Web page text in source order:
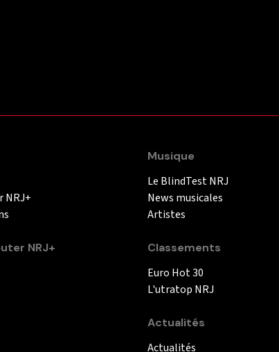
NRJ+
NRJ+
Musique
Le BlindTest NRJ
News musicales
Artistes
Classements
Euro Hot 30
L'utratop NRJ
Actualités
Actualités